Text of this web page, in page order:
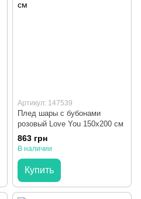
Артикул: 147539
Плед шары с бубонами
розовый Love You 150x200 см
863 грн
В наличии
Купить